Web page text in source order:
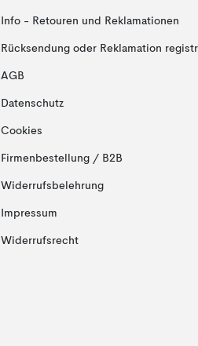
Info - Retouren und Reklamationen
Rücksendung oder Reklamation
AGB
Datenschutz
Cookies
Firmenbestellung / B2B
Widerrufsbelehrung
Impressum
Widerrufsrecht